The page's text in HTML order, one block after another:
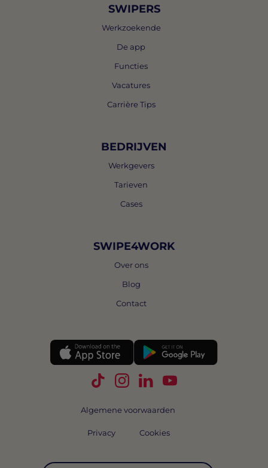
SWIPERS
Werkzoekende
De app
Functies
Vacatures
Carrière Tips
BEDRIJVEN
Werkgevers
Tarieven
Cases
SWIPE4WORK
Over ons
Blog
Contact
Volg Swipe4Work op TikTok
Volg Swipe4Work op
Volg Swipe4Work op
Volg Swipe4Work
Algemene voorwaarden
Privacy Cookies